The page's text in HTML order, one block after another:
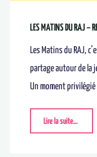
LES MATINS DU RAJ –
Les Matins du RAJ,
partage autour de la
Un moment
Lire la suite...